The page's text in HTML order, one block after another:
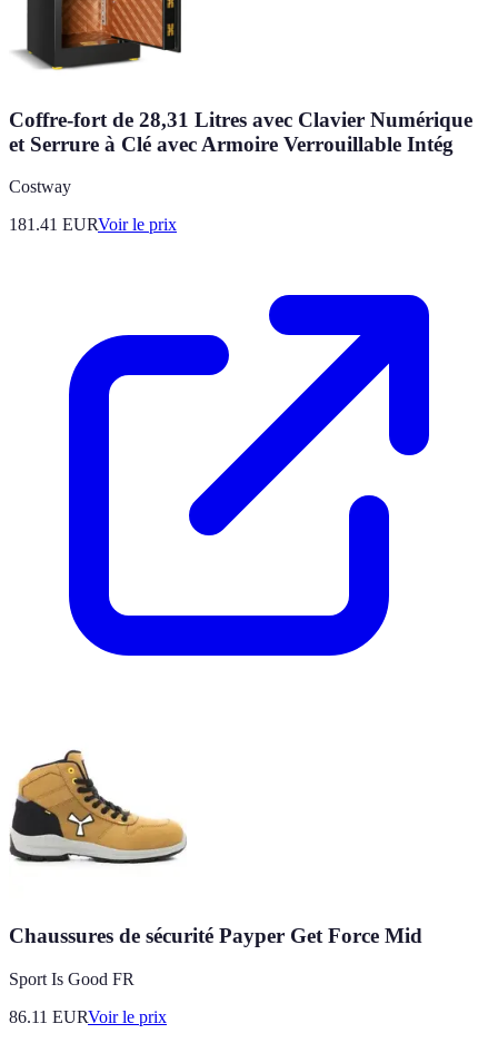
Coffre-fort de 28,31 Litres avec Clavier Numérique
et Serrure à Clé avec Armoire Verrouillable Intég
Costway
181.41 EURVoir le prix
Chaussures de sécurité Payper Get Force Mid
Sport Is Good FR
86.11 EURVoir le prix